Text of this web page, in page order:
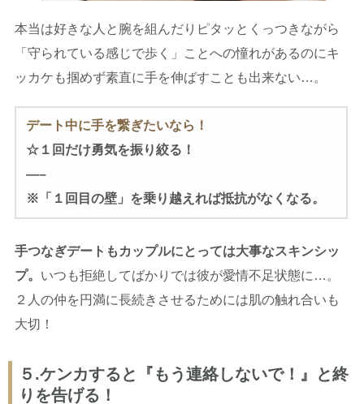
本当は好きな人と腕を組んだりピタッとくっつきながら
「守られている感じで歩く」ことへの憧れがあるのにキ
ッカケも掴めず素直に手を伸ばすことも出来ない…。
デート中に手を繋ぎたいなら！
☆１回だけ勇気を振り絞る！
—–
※「１回目の壁」を乗り越えれば抵抗がなくなる。
手つなぎデートもカップルにとっては大事なスキンシッ
プ。 いつも拒絶してばかりでは彼が愛情不足状態に…。
２人の仲を円満に長続きさせるためには肌の触れ合いも
大切！
５.ケンカすると『もう連絡しないで！』と終
りを告げる！